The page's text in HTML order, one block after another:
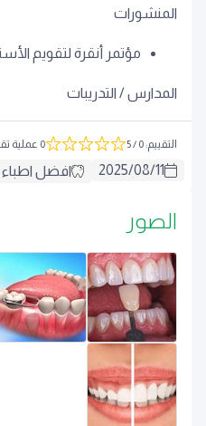
المنشورات
مؤتمر أنقرة لتقويم الأسنان
المدارس / التدريبات
التقييم:
0
/ 5 0 عملية تقييم
2025/08/11 افضل اطباء
الصور